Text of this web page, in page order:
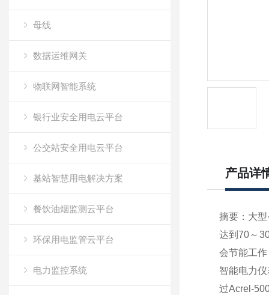
母线
数据运维网关
物联网智能系统
银行业安全用电云平台
公交站安全用电云平台
基站智慧用电解决方案
餐饮油烟监测云平台
环保用电监管云平台
电力监控系统
产品详
摘要：大
达到70～
会节能工
智能电力
过Acrel-